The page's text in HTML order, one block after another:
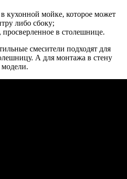
в кухонной мойке, которое может
либо сбоку;
просверленное в столешнице.
смесители подходят для
А для монтажа в стену